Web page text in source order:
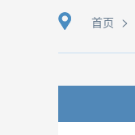
首页 >